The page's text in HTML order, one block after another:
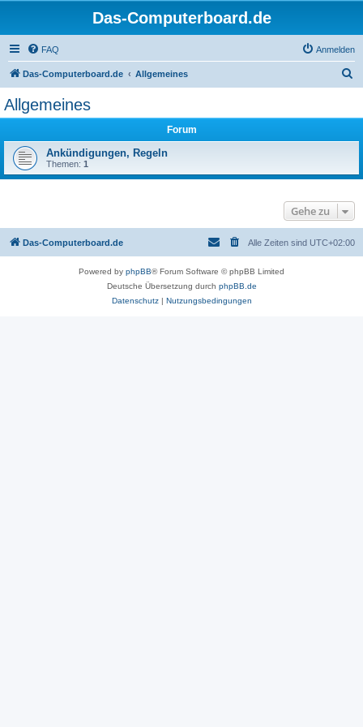
Das-Computerboard.de
FAQ Anmelden
Das-Computerboard.de Allgemeines
Allgemeines
Forum
Ankündigungen, Regeln
Themen: 1
Gehe zu
Das-Computerboard.de Alle Zeiten sind UTC+02:00
Powered by phpBB® Forum Software © phpBB Limited
Deutsche Übersetzung durch phpBB.de
Datenschutz| Nutzungsbedingungen